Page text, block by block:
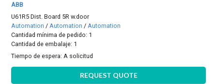
ABB
U61R5 Dist. Board 5R w.door
Automation / Automation / Automation
Cantidad mínima de pedido: 1
Cantidad de embalaje: 1
Tiempo de espera:A solicitud
REQUEST QUOTE